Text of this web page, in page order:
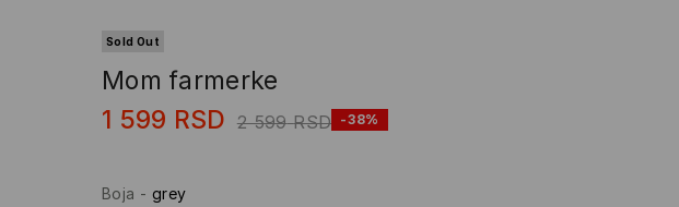
Sold Out
Mom farmerke
1 599 RSD 2 599 RSD -38%
Boja - grey